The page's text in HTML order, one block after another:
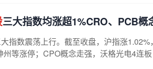
三大指数均涨超1%CRO、PCB概
指数震荡上行。截至收盘，沪指涨
州等涨停；CPO概念走强，沃格光电4连